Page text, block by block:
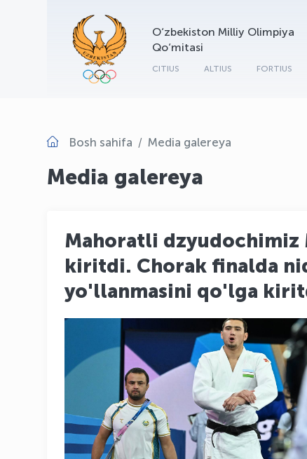
O‘zbekiston Milliy Olimpiya
Qo‘mitasi
CITIUS ALTIUS FORTIUS
Bosh sahifa Media galereya
Media galereya
Mahoratli dzyudochimiz
kiritdi. Chorak finalda
yo'llanmasini qo'lga